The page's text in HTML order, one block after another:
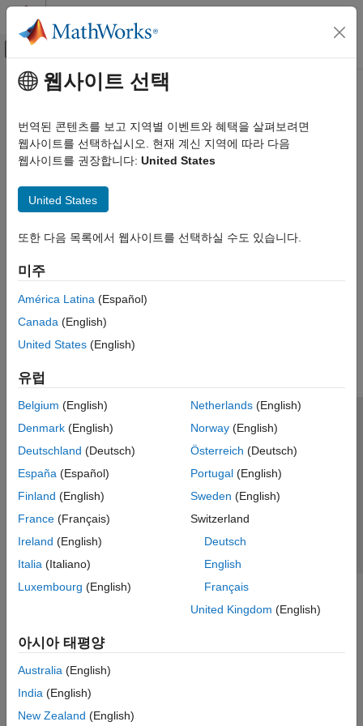
콘텐츠로 바로 가기
오프캔버스 탐색 메뉴 토글
문서 홈
주요 콘텐츠
웹사이트 선택
번역된 콘텐츠를 보고 지역별 이벤트와 혜택을 살펴보려면
웹사이트를 선택하십시오. 현재 계신 지역에 따라 다음
웹사이트를 권장합니다: United States
United States
또한 다음 목록에서 웹사이트를 선택하실 수도 있습니다.
미주
América Latina (Español)
Canada (English)
United States (English)
유럽
Belgium (English)
Denmark (English)
Deutschland (Deutsch)
España (Español)
Finland (English)
France (Français)
Ireland (English)
Italia (Italiano)
Luxembourg (English)
Netherlands(English)
Norway(English)
Österreich (Deutsch)
Portugal(English)
Sweden (English)
Switzerland
Deutsch
English
Français
United Kingdom (English)
아시아 태평양
Australia (English)
India (English)
New Zealand (English)
신뢰 센터 등록 상표 개인정보 취급방침
불법 복제 방지
애플리케이션 상태
© 1994-2026 The MathWorks, Inc.